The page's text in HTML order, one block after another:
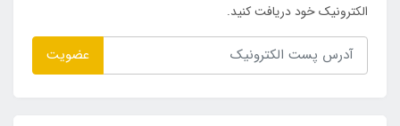
الکترونیک خود دریافت کنید.
عضویت